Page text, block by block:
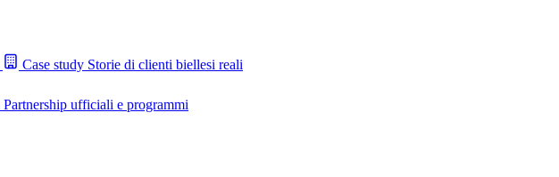
Case study Storie di clienti biellesi reali
Partnership ufficiali e programmi